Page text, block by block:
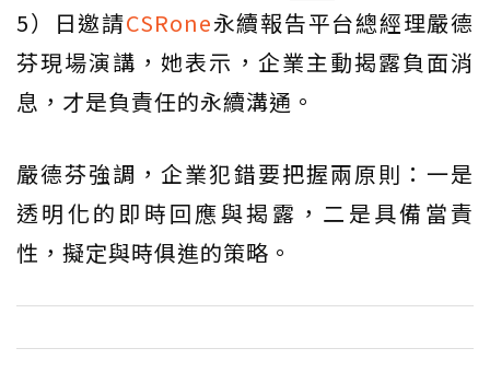
5）日邀請CSRone永續報告平台總經理嚴德
芬現場演講，她表示，企業主動揭露負面消
息，才是負責任的永續溝通。
嚴德芬強調，企業犯錯要把握兩原則：一是
透明化的即時回應與揭露，二是具備當責
性，擬定與時俱進的策略。